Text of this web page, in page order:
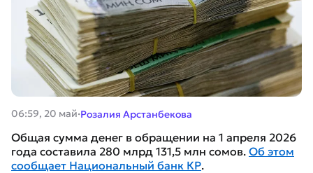
06:59, 20 май·Розалия Арстанбекова
Общая сумма денег в обращении на 1 апреля 2026
года составила 280 млрд 131,5 млн сомов. Об этом
сообщает Национальный банк КР.